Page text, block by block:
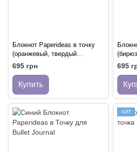
Блокнот Paperideas в точку
(оранжевый, твердый
переплет)
695 грн
Купить
695
ХИТ